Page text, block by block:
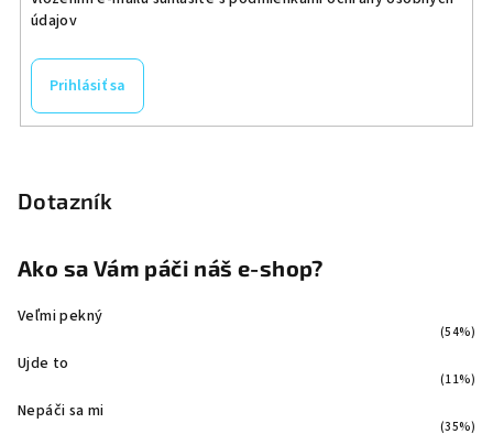
údajov
Prihlásiť sa
Dotazník
Ako sa Vám páči náš e-shop?
Veľmi pekný
(54%)
Ujde to
(11%)
Nepáči sa mi
(35%)